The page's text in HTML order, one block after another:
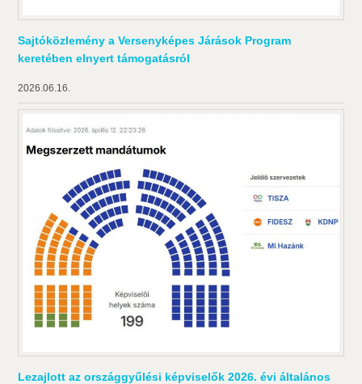
Sajtóközlemény a Versenyképes Járások Program
keretében elnyert támogatásról
2026.06.16.
Lezajlott az országgyűlési képviselők 2026. évi általános